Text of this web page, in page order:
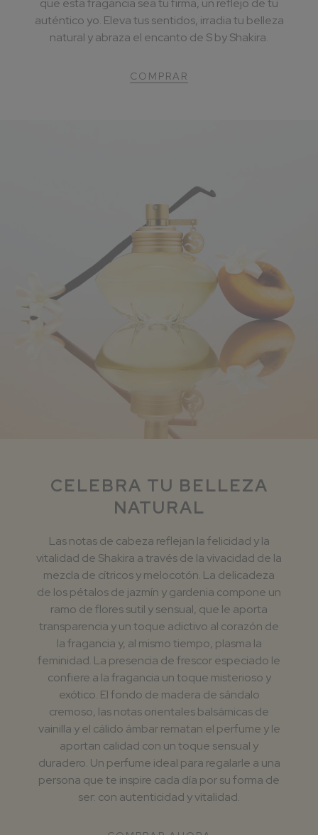
que esta fragancia sea tu firma, un reflejo de tu
auténtico yo. Eleva tus sentidos, irradia tu belleza
natural y abraza el encanto de S by Shakira.
COMPRAR
CELEBRA TU BELLEZA
NATURAL
Las notas de cabeza reflejan la felicidad y la
vitalidad de Shakira a través de la vivacidad de la
mezcla de cítricos y melocotón. La delicadeza
de los pétalos de jazmín y gardenia compone un
ramo de flores sutil y sensual, que le aporta
transparencia y un toque adictivo al corazón de
la fragancia y, al mismo tiempo, plasma la
feminidad. La presencia de frescor especiado le
confiere a la fragancia un toque misterioso y
exótico. El fondo de madera de sándalo
cremoso, las notas orientales balsámicas de
vainilla y el cálido ámbar rematan el perfume y le
aportan calidad con un toque sensual y
duradero. Un perfume ideal para regalarle a una
persona que te inspire cada día por su forma de
ser: con autenticidad y vitalidad.